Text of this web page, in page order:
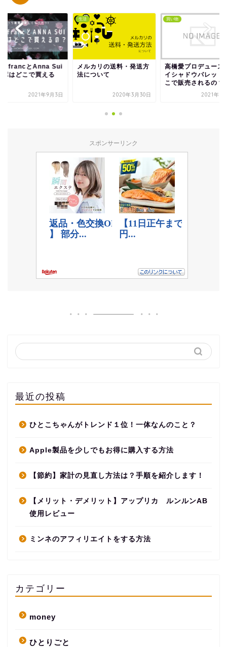
とAnna Sui
はどこで買える
2021年9月3日
生活
メルカリの送料・発送方
法について
2020年3月30日
買い物
高橋愛プロデュース
イシャドウパレット
こで販売されるの？
2021年10
スポンサーリンク
最近の投稿
ひとこちゃんがトレンド１位！一体なんのこと？
Apple製品を少しでもお得に購入する方法
【節約】家計の見直し方法は？手順を紹介します！
【メリット・デメリット】アップリカ ルンルンAB
使用レビュー
ミンネのアフィリエイトをする方法
カテゴリー
money
ひとりごと